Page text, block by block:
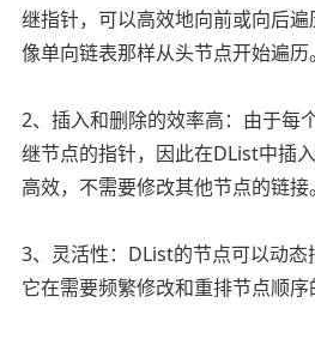
继指针，可以高效地向前或向后
像单向链表那样从头节点开始遍历。
2、插入和删除的效率高：由于每
继节点的指针，因此在DList中插
高效，不需要修改其他节点的链接。
3、灵活性：DList的节点可以动
它在需要频繁修改和重排节点顺序